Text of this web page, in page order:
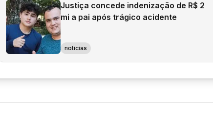
Justiça concede indenização de R$ 2
mi a pai após trágico acidente
noticias